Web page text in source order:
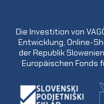
Die Investition von
Entwicklung, Online-
der Republik
Europäischen Fonds